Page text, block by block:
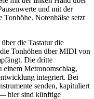
und mit der
Tonhöhe. Notenhälse setzt
die Tastatur die
Tonhöhen über MIDI von
Die dritte
Metronomschlag,
integriert. Bei
senden, kapituliert
hier sind künftige